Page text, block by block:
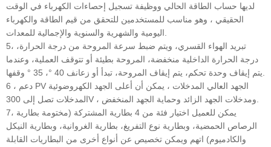
لديها حساب الطاقة الحالي ووظيفة تسجيل إحصاءات الكهرباء في الوقت
الحقيقي ، وهو مناسب للمستخدمين للتحقق من قيم الطاقة والكهرباء
5، تبريد الهواء القسري، ويتم ضبط سرعة المروحة من درجة الحرارة،
درجة الحرارة الداخلية منخفضة، المروحة بطيئة أو تتوقف العملية، وعندما
6 ، دعم PV الجهد العالي المدخلات ، يمكن أن أعلى الجهد الكهروضوئية
7، يمكن للعميل اختيار فئة من 4 بطارية المشتركة (مختومة بطارية
الرصاص الحمضية، وبطارية نوع التفريغ، بطارية الغروانية، وبطارية النيكل
والكادميوم) اتهم ويمكن تخصيص عن أنواع أخرى من البطاريات القابلة